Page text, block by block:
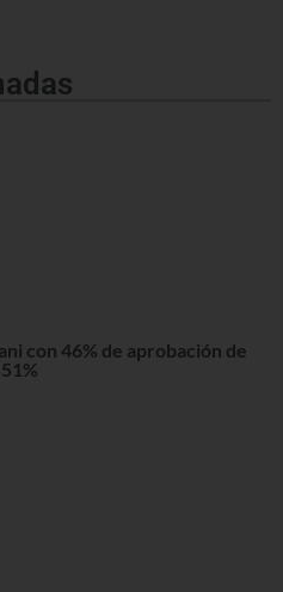
con 46% de aprobación de